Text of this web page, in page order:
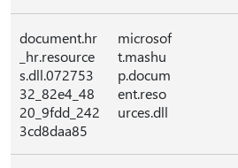
document.hr
_hr.resource
s.dll.072753
32_82e4_48
20_9fdd_242
3cd8daa85
microsof
t.mashu
p.docum
ent.reso
urces.dll